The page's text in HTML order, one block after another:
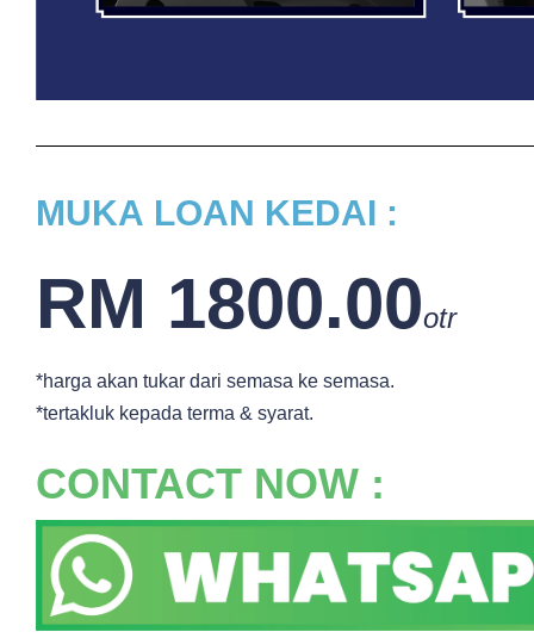
MUKA LOAN KEDAI :
RM 1800.00otr
*harga akan tukar dari semasa ke semasa.
*tertakluk kepada terma & syarat.
CONTACT NOW :